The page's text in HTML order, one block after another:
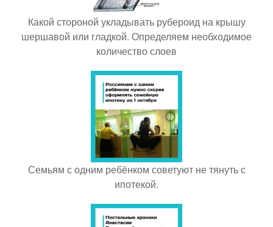
Какой стороной укладывать рубероид на крышу
шершавой или гладкой. Определяем необходимое
количество слоев
Семьям с одним ребёнком советуют не тянуть с
ипотекой.